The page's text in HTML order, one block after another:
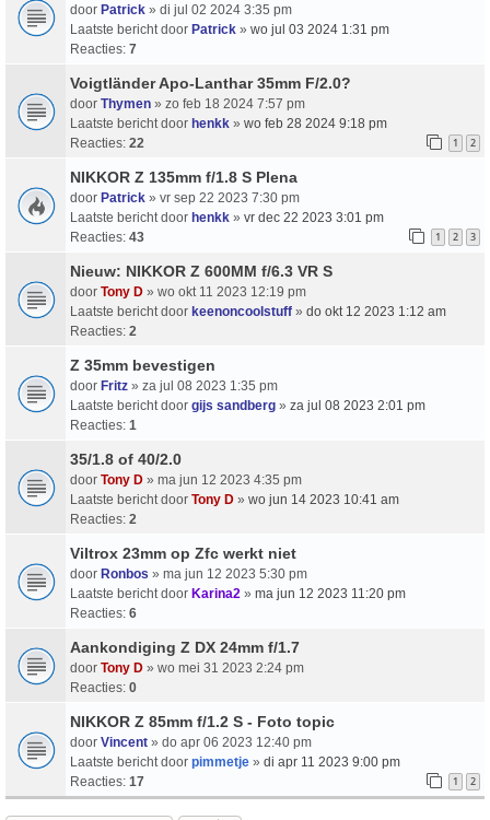
door Patrick » di jul 02 2024 3:35 pm
Laatste bericht door Patrick » wo jul 03 2024 1:31 pm
Reacties: 7
Voigtländer Apo-Lanthar 35mm F/2.0?
door Thymen » zo feb 18 2024 7:57 pm
Laatste bericht door henkk » wo feb 28 2024 9:18 pm
Reacties: 22 1 2
NIKKOR Z 135mm f/1.8 S Plena
door Patrick » vr sep 22 2023 7:30 pm
Laatste bericht door henkk » vr dec 22 2023 3:01 pm
Reacties: 43 1 2 3
Nieuw: NIKKOR Z 600MM f/6.3 VR S
door Tony D » wo okt 11 2023 12:19 pm
Laatste bericht door keenoncoolstuff » do okt 12 2023 1:12 am
Reacties: 2
Z 35mm bevestigen
door Fritz » za jul 08 2023 1:35 pm
Laatste bericht door gijs sandberg » za jul 08 2023 2:01 pm
Reacties: 1
35/1.8 of 40/2.0
door Tony D » ma jun 12 2023 4:35 pm
Laatste bericht door Tony D » wo jun 14 2023 10:41 am
Reacties: 2
Viltrox 23mm op Zfc werkt niet
door Ronbos » ma jun 12 2023 5:30 pm
Laatste bericht door Karina2 » ma jun 12 2023 11:20 pm
Reacties: 6
Aankondiging Z DX 24mm f/1.7
door Tony D » wo mei 31 2023 2:24 pm
Reacties: 0
NIKKOR Z 85mm f/1.2 S - Foto topic
door Vincent » do apr 06 2023 12:40 pm
Laatste bericht door pimmetje » di apr 11 2023 9:00 pm
Reacties: 17 1 2